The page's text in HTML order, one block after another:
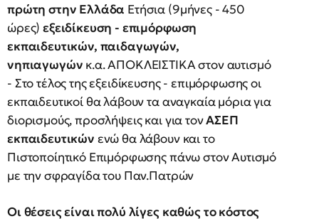
πρώτη στην Ελλάδα Ετήσια (9μήνες - 450
ώρες)εξειδίκευση - επιμόρφωση
εκπαιδευτικών, παιδαγωγών,
νηπιαγωγών κ.α. ΑΠΟΚΛΕΙΣΤΙΚΑ στον αυτισμό
- Στο τέλος της εξειδίκευσης - επιμόρφωσης οι
εκπαιδευτικοί θα λάβουν τα αναγκαία μόρια για
διορισμούς, προσλήψεις και για τονΑΣΕΠ
εκπαιδευτικών ενώ θα λάβουν και το
Πιστοποίητικό Επιμόρφωσης πάνω στον Αυτισμό
με την σφραγίδα του Παν.Πατρών
Οι θέσεις είναι πολύ λίγες καθώς το κόστος